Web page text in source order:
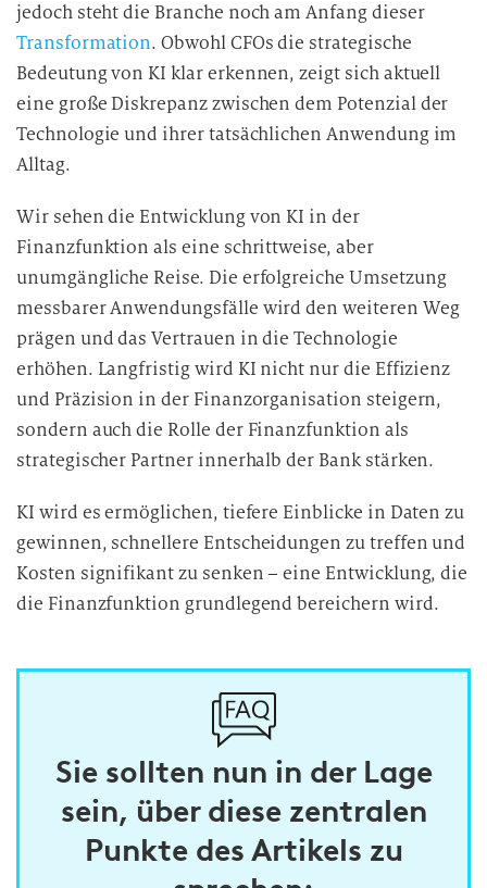
jedoch steht die Branche noch am Anfang dieser
Transformation. Obwohl CFOs die strategische
Bedeutung von KI klar erkennen, zeigt sich aktuell
eine große Diskrepanz zwischen dem Potenzial der
Technologie und ihrer tatsächlichen Anwendung im
Alltag.
Wir sehen die Entwicklung von KI in der
Finanzfunktion als eine schrittweise, aber
unumgängliche Reise. Die erfolgreiche Umsetzung
messbarer Anwendungsfälle wird den weiteren Weg
prägen und das Vertrauen in die Technologie
erhöhen. Langfristig wird KI nicht nur die Effizienz
und Präzision in der Finanzorganisation steigern,
sondern auch die Rolle der Finanzfunktion als
strategischer Partner innerhalb der Bank stärken.
KI wird es ermöglichen, tiefere Einblicke in Daten zu
gewinnen, schnellere Entscheidungen zu treffen und
Kosten signifikant zu senken – eine Entwicklung, die
die Finanzfunktion grundlegend bereichern wird.
Sie sollten nun in der Lage
sein, über diese zentralen
Punkte des Artikels zu